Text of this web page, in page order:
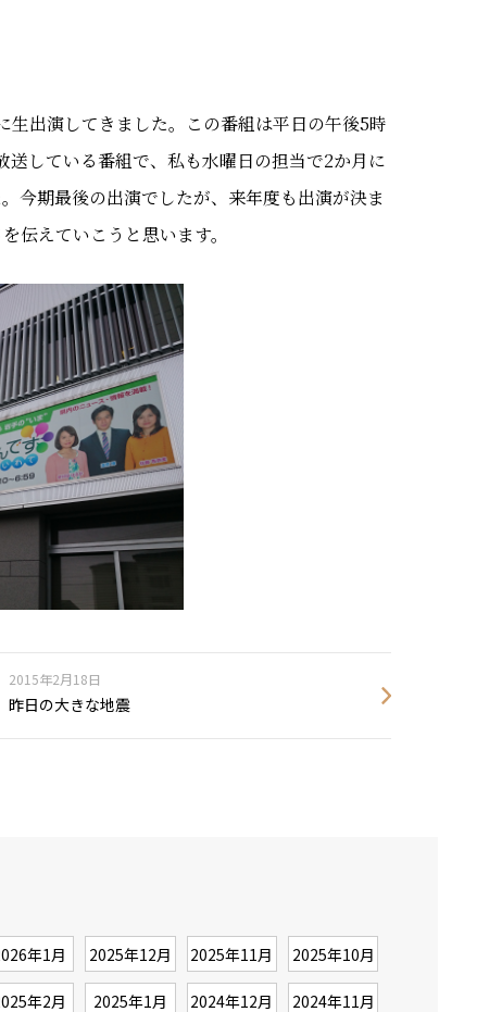
出演してきました。この番組は平日の午後5時
している番組で、私も水曜日の担当で2か月に
今期最後の出演でしたが、来年度も出演が決ま
伝えていこうと思います。
2015年2月18日
昨日の大きな地震
年1月 2025年12月 2025年11月 2025年10月
年2月 2025年1月 2024年12月 2024年11月